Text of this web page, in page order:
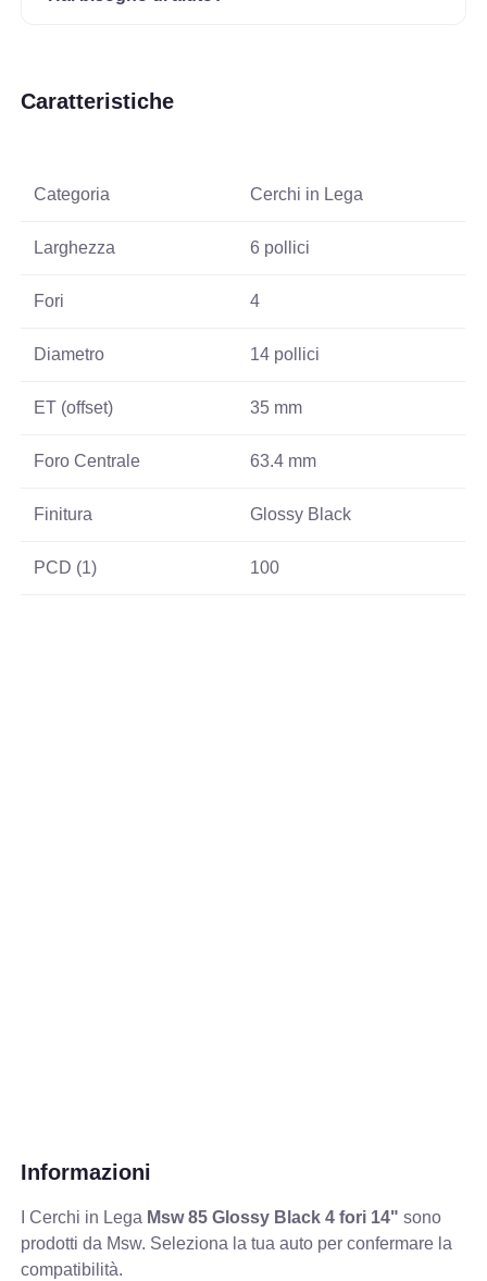
Caratteristiche
Categoria Cerchi in Lega
Larghezza 6 pollici
Fori 4
Diametro 14 pollici
ET (offset) 35 mm
Foro Centrale 63.4 mm
Finitura Glossy Black
PCD (1) 100
Informazioni
I Cerchi in Lega Msw 85 Glossy Black 4 fori 14" sono
prodotti da Msw. Seleziona la tua auto per confermare la
compatibilità.